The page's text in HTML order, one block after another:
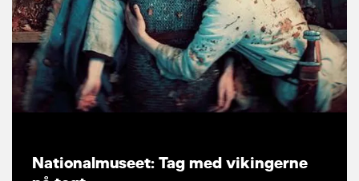
Nationalmuseet: Tag med vikingerne